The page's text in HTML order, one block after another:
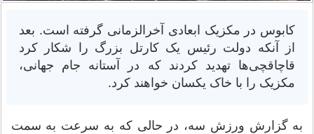
کابوس در مکزیک ابعادی آخرالزمانی گرفته است. بعد
از آنکه دولت رئیس یک کارتل بزرگ را شکار کرد
قاچاقچی‌ها تهدید کردند که در آستانه جام جهانی،
مکزیک را با خاک یکسان خواهند کرد.
‏به گزارش ورزش سه، در حالی که به سرعت به سمت